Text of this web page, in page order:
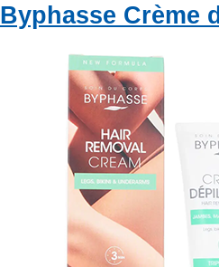
Byphasse Crème